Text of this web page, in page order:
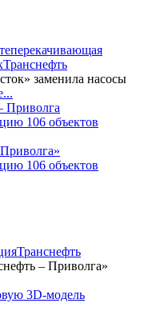
Транснефть
заменила насосы
106 объектов
Транснефть
– Приволга»